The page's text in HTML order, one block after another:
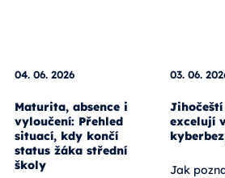
04. 06. 2026
Maturita, absence i
vyloučení: Přehled
situací, kdy končí
status žáka střední
školy
03. 06.
excelují
Jak